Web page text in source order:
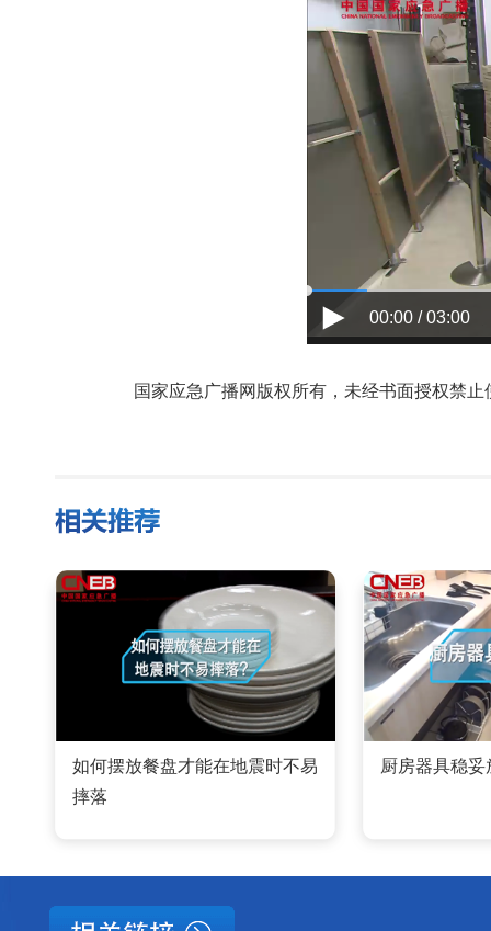
00:00 / 03:00
国家应急广播网版权所有，未经书面授权禁
如何摆放餐盘才能在地震时不易
摔落
厨房器具稳妥